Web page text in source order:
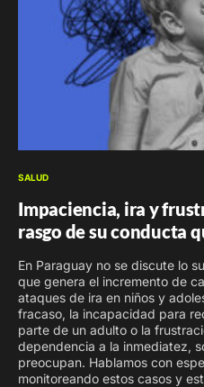
SALUD
Impaciencia, ira y
rasgo de su conducta
En Paraguay no se discute lo
que genera el incremento de
ataques de ira en niños y
fracaso, la incapacidad para
parte de un adulto o la
dependencia a la inmediatez,
preocupan. Hablamos con
monitoreando estos casos y